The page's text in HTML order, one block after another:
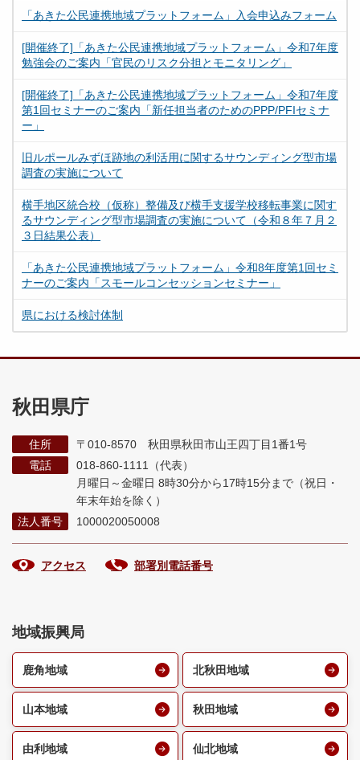
「あきた公民連携地域プラットフォーム」入会申込みフォーム
[開催終了]「あきた公民連携地域プラットフォーム」令和7年度
勉強会のご案内「官民のリスク分担とモニタリング」
[開催終了]「あきた公民連携地域プラットフォーム」令和7年度
第1回セミナーのご案内「新任担当者のためのPPP/PFIセミナ
ー」
旧ルポールみずほ跡地の利活用に関するサウンディング型市場
調査の実施について
横手地区統合校（仮称）整備及び横手支援学校移転事業に関す
るサウンディング型市場調査の実施について（令和８年７月２
３日結果公表）
「あきた公民連携地域プラットフォーム」令和8年度第1回セミ
ナーのご案内「スモールコンセッションセミナー」
県における検討体制
秋田県庁
住所
〒010-8570 秋田県秋田市山王四丁目1番1号
電話
018-860-1111（代表）
月曜日～金曜日 8時30分から17時15分まで （祝日・
年末年始を除く）
法人番号
1000020050008
アクセス 部署別電話番号
地域振興局
鹿角地域 北秋田地域
山本地域 秋田地域
由利地域 仙北地域